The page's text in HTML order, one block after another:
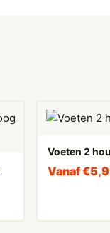
Voeten 2
Vanaf€